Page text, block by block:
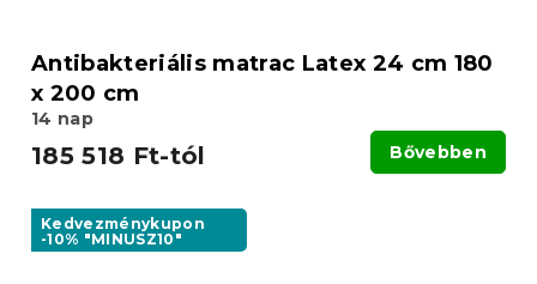
Antibakteriális matrac Latex 24 cm 180
x 200 cm
14 nap
185 518 Ft-tól Bővebben
Kedvezménykupon
-10% "MINUSZ10"